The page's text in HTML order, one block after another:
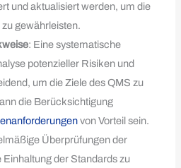
und aktualisiert werden, um die
gewährleisten.
: Eine systematische
potenzieller Risiken und
um die Ziele des QMS zu
die Berücksichtigung
von Vorteil sein.
Überprüfungen der
Einhaltung der Standards zu